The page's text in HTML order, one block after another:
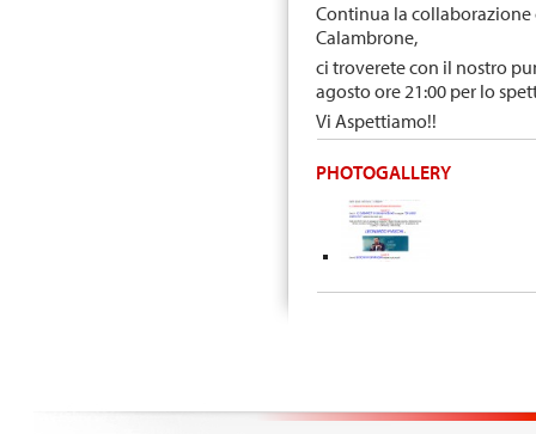
Continua la
Calambrone,
ci troverete con il nostro
agosto ore 21:00 per lo
Vi Aspettiamo!!
PHOTOGALLERY